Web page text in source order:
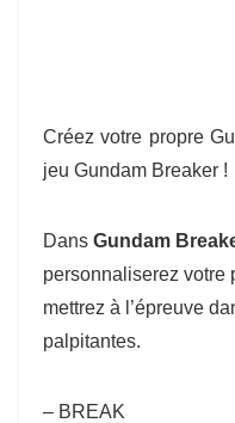
Créez votre propre
jeu Gundam Breaker !
Dans Gundam
personnaliserez votre
mettrez à l’épreuve
palpitantes.
– BREAK